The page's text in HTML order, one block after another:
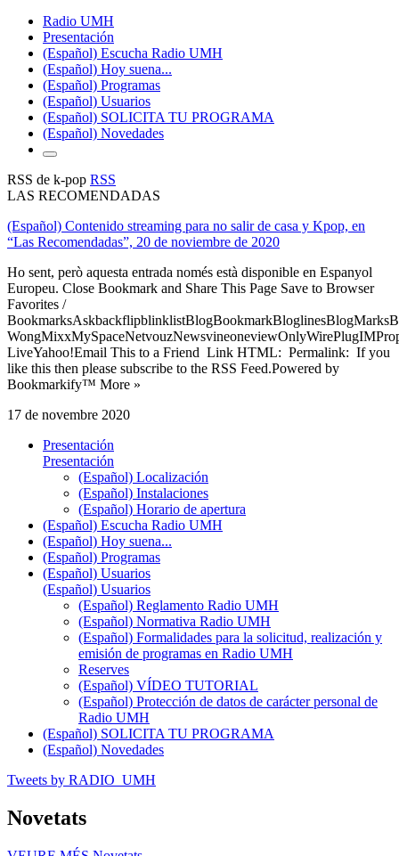
Radio UMH
Presentación
(Español) Escucha Radio UMH
(Español) Hoy suena...
(Español) Programas
(Español) Usuarios
(Español) SOLICITA TU PROGRAMA
(Español) Novedades
RSS de k-pop RSS
LAS RECOMENDADAS
(Español) Contenido streaming para no salir de casa y Kpop, en
“Las Recomendadas”, 20 de noviembre de 2020
Ho sent, però aquesta entrada només està disponible en Espanyol
Europeu. Close Bookmark and Share This Page Save to Browser
Favorites /
LiveYahoo!Email This to a Friend Link HTML: Permalink: If you
like this then please subscribe to the RSS Feed.Powered by
Bookmarkify™ More »
17 de novembre 2020
Presentación
Presentación
(Español) Localización
(Español) Instalaciones
(Español) Horario de apertura
(Español) Escucha Radio UMH
(Español) Hoy suena...
(Español) Programas
(Español) Usuarios
(Español) Usuarios
(Español) Reglamento Radio UMH
(Español) Normativa Radio UMH
(Español) Formalidades para la solicitud, realización y
emisión de programas en Radio UMH
Reserves
(Español) VÍDEO TUTORIAL
(Español) Protección de datos de carácter personal de
Radio UMH
(Español) SOLICITA TU PROGRAMA
(Español) Novedades
Tweets by RADIO_UMH
Novetats